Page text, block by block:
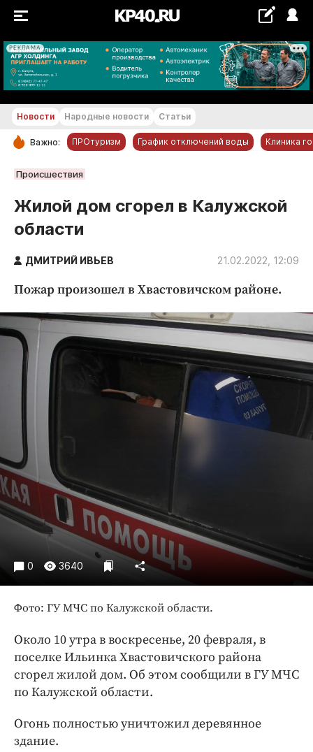
РЕКЛАМА
+21...+22 °С
РУБРИКИ
Обнинск
Новости компаний
Статьи
Народные новости
Благоустройство
Криминал
Культура
Недвижимость и ЖКХ
Образование
Общество
Происшествия
Спорт
Экономика и бизнес
ПРОЕКТЫ
Блоги
Издания
Медиаперсона
Клиника года
Бренд года
Работодатель года
Новости Народные новости Статьи
Важно: ПРОтуризм График отключений воды Клиника
Происшествия
Жилой дом сгорел в Калужской
области
ДМИТРИЙ ИВЬЕВ 21.02.2022, 12:09
Пожар произошел в Хвастовичском районе.
0 3640
Фото: ГУ МЧС по Калужской области.
Около 10 утра в воскресенье, 20 февраля, в
поселке Ильинка Хвастовичского района
сгорел жилой дом. Об этом сообщили в ГУ МЧС
по Калужской области.
Огонь полностью уничтожил деревянное
здание.